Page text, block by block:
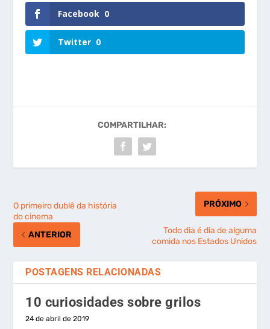
Facebook 0
Twitter 0
COMPARTILHAR:
O primeiro dublê da história
do cinema
ANTERIOR
PRÓXIMO
Todo dia é dia de alguma
comida nos Estados Unidos
POSTAGENS RELACIONADAS
10 curiosidades sobre grilos
24 de abril de 2019